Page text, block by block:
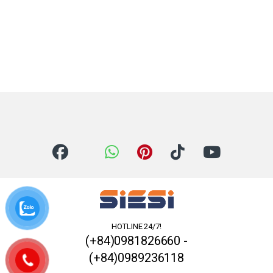
HOTLINE 24/7!
(+84)0981826660 -
(+84)0989236118